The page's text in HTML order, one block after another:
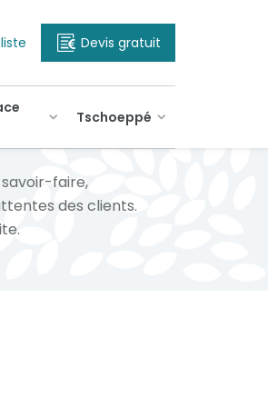
Devis gratuit
Tschoeppé
faire,
des clients.